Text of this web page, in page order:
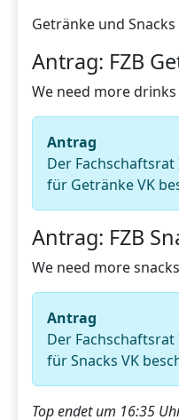
Getränke und
Antrag: FZB
We need more drinks
Antrag
Der
für Getränke VK
Antrag: FZB
We need more snacks
Antrag
Der
für Snacks VK
Top endet um 16:35